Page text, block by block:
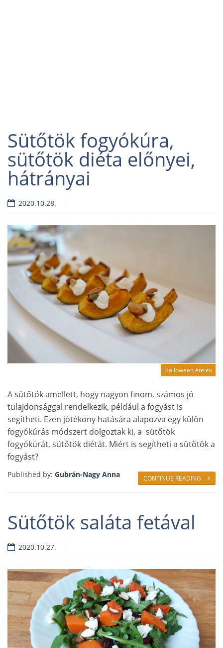
Sütőtök fogyókúra,
sütőtök diéta előnyei,
hátrányai
2020.10.28.
Halloween ételek
A sütőtök amellett, hogy nagyon finom, számos jó
tulajdonsággal rendelkezik, például a fogyást is
segítheti. Ezen jótékony hatására alapozva egy külön
fogyókúrás módszert dolgoztak ki, a sütőtök
fogyókúrát, sütőtök diétát. Miért is segítheti a sütőtök a
fogyást?
CONTINUE READING
Published by: Gubrán-Nagy Anna
Sütőtök saláta fetával
2020.10.27.